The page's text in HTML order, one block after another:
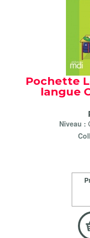
Pochette
langue
Niveau :